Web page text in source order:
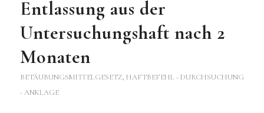
Entlassung aus der
Untersuchungshaft nach 2
Monaten
BETÄUBUNGSMITTELGESETZ, HAFTBEFEHL - DURCHSUCHUNG
- ANKLAGE